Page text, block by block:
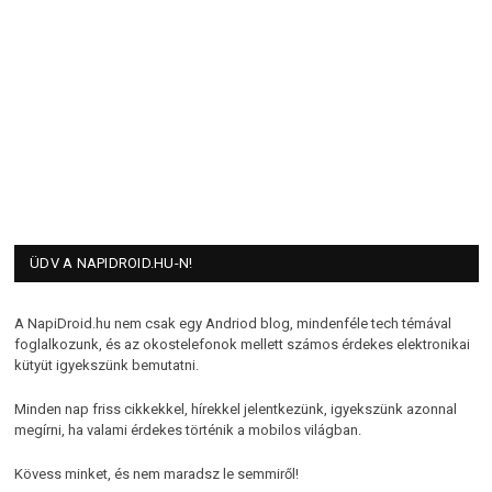
ÜDV A NAPIDROID.HU-N!
A NapiDroid.hu nem csak egy Andriod blog, mindenféle tech témával
foglalkozunk, és az okostelefonok mellett számos érdekes elektronikai
kütyüt igyekszünk bemutatni.
Minden nap friss cikkekkel, hírekkel jelentkezünk, igyekszünk azonnal
megírni, ha valami érdekes történik a mobilos világban.
Kövess minket, és nem maradsz le semmiről!